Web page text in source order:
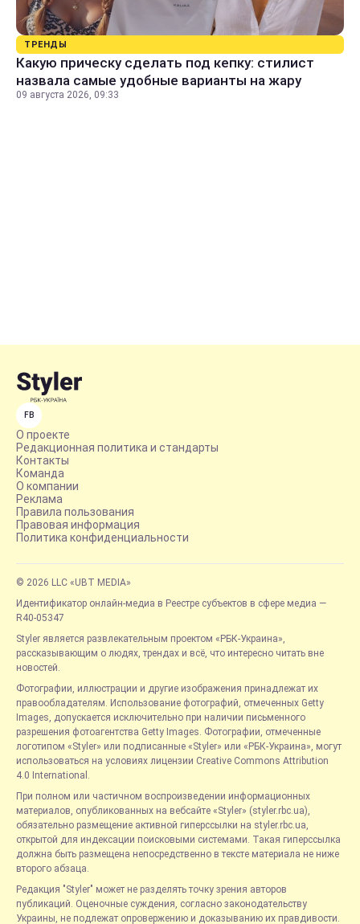
ТРЕНДЫ
Какую прическу сделать под кепку: стилист
назвала самые удобные варианты на жару
09 августа 2026, 09:33
FB
О проекте
Редакционная политика и стандарты
Контакты
Команда
О компании
Реклама
Правила пользования
Правовая информация
Политика конфиденциальности
© 2026 LLC «UBT MEDIA»
Идентификатор онлайн-медиа в Реестре субъектов в сфере медиа —
R40-05347
Styler является развлекательным проектом «РБК-Украина»,
рассказывающим о людях, трендах и всё, что интересно читать вне
новостей.
Фотографии, иллюстрации и другие изображения принадлежат их
правообладателям. Использование фотографий, отмеченных Getty
Images, допускается исключительно при наличии письменного
разрешения фотоагентства Getty Images. Фотографии, отмеченные
логотипом «Styler» или подписанные «Styler» или «РБК-Украина», могут
использоваться на условиях лицензии Creative Commons Attribution
4.0 International.
При полном или частичном воспроизведении информационных
материалов, опубликованных на вебсайте «Styler» (styler.rbc.ua),
обязательно размещение активной гиперссылки на styler.rbc.ua,
открытой для индексации поисковыми системами. Такая гиперссылка
должна быть размещена непосредственно в тексте материала не ниже
второго абзаца.
Редакция "Styler" может не разделять точку зрения авторов
публикаций. Оценочные суждения, согласно законодательству
Украины, не подлежат опровержению и доказыванию их правдивости.